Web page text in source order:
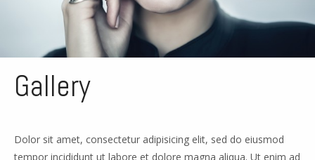
Gallery
Dolor sit amet, consectetur adipisicing elit, sed do eiusmod
tempor incididunt ut labore et dolore magna aliqua. Ut enim ad